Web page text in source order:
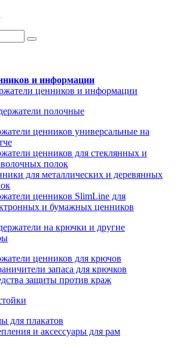
и информации
ценников и информации
полочные
ценников универсальные на
ценников для стеклянных и
полок
для металлических и деревянных
ценников SlimLine для
и бумажных ценников
на крючки и другие
ценников для крючов
запаса для крючков
защиты против краж
для плакатов
и аксессуары для рам